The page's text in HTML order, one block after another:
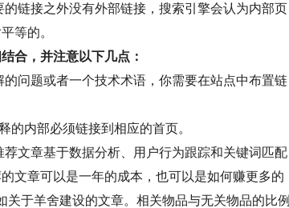
链接之外没有外部链接，搜索引擎会认为内部页
等的。
合，并注意以下几点：
问题或者一个技术术语，你需要在站点中布置链
的内部必须链接到相应的首页。
文章基于数据分析、用户行为跟踪和关键词匹配
文章可以是一年的成本，也可以是如何赚更多的
于羊舍建设的文章。相关物品与无关物品的比例